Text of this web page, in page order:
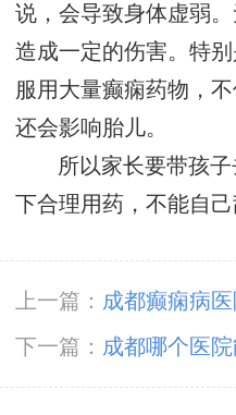
说，会导致身体虚弱
造成一定的伤害。特
服用大量癫痫药物，
还会影响胎儿。
所以家长要带孩
下合理用药，不能自己
上一篇： 成都癫痫病
重要性?
下一篇： 成都哪个医
些误区?